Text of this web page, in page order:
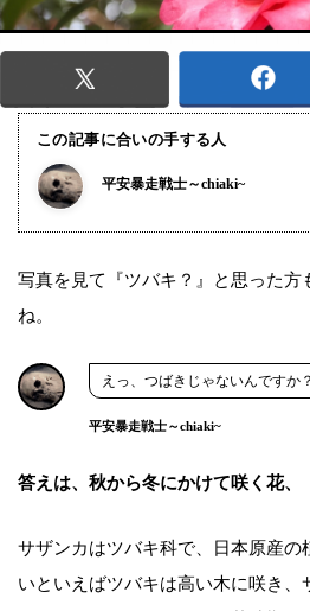
この記事に合いの手する人
平安暴走戦士～chiaki~
写真を見て『ツバキ？』と思った方
ね。
えっ、つばきじゃないんですか？
平安暴走戦士～chiaki~
答えは、秋から冬にかけて咲く花、
サザンカはツバキ科で、日本原産の
いといえばツバキは高い木に咲き、